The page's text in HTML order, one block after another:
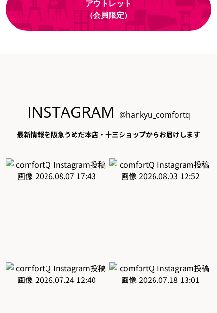
アウトレット
（会員限定）
INSTAGRAM @hankyu_comfortq
最新情報を阪急うめだ本店・十三ショップからお届けします